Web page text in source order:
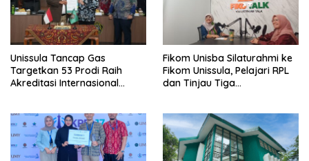
Unissula Tancap Gas
Targetkan 53 Prodi Raih
Akreditasi Internasional
Fikom Unisba Silaturahmi ke
Fikom Unissula, Pelajari RPL
dan Tinjau Tiga